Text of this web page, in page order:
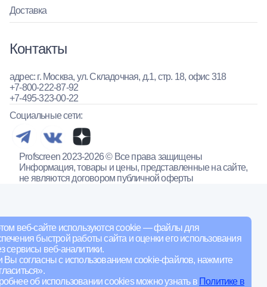
веб-сайте используются cookie — файлы для
быстрой работы сайта и оценки его использования
сервисы веб-аналитики.
Вы согласны с использованием cookie-файлов, нажмите
об использовании cookies можно узнать в Политике в
Доставка
Контакты
адрес: г. Москва, ул. Складочная, д.1, стр. 18, офис 318
+7-800-222-87-92
+7-495-323-00-22
Социальные сети:
Profscreen 2023-2026 © Все права защищены
Информация, товары и цены, представленные на сайте,
не являются договором публичной оферты